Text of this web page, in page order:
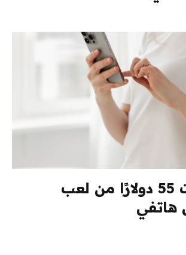
كيف كسبت 55 دولارًا من لعب
هاتفي